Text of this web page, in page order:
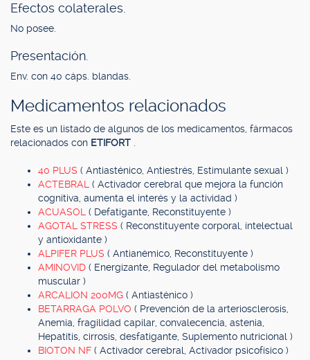
Efectos colaterales.
No posee.
Presentación.
Env. con 40 cáps. blandas.
Medicamentos relacionados
Este es un listado de algunos de los medicamentos, fármacos
relacionados con ETIFORT
40 PLUS ( Antiasténico, Antiestrés, Estimulante sexual )
ACTEBRAL ( Activador cerebral que mejora la función
cognitiva, aumenta el interés y la actividad )
ACUASOL ( Defatigante, Reconstituyente )
AGOTAL STRESS ( Reconstituyente corporal, intelectual
y antioxidante )
ALPIFER PLUS ( Antianémico, Reconstituyente )
AMINOVID ( Energizante, Regulador del metabolismo
muscular )
ARCALION 200MG ( Antiasténico )
BETARRAGA POLVO ( Prevención de la arteriosclerosis,
Anemia, fragilidad capilar, convalecencia, astenia,
Hepatitis, cirrosis, desfatigante, Suplemento nutricional )
BIOTON NF ( Activador cerebral, Activador psicofísico )